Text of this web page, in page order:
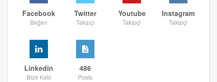
Facebook
Beğen
Twitter
Takipçi
Youtube
Takipçi
Instagram
Takipçi
Linkedin
Bize Katıl
486
Posts